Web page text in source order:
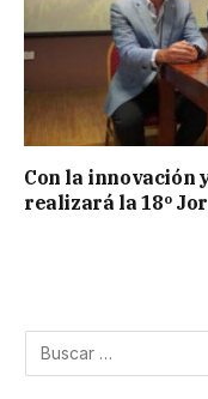
Con la innovación
realizará la 18º